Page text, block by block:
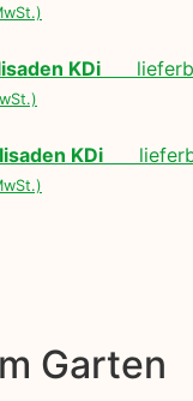
KDi
KDi
Garten